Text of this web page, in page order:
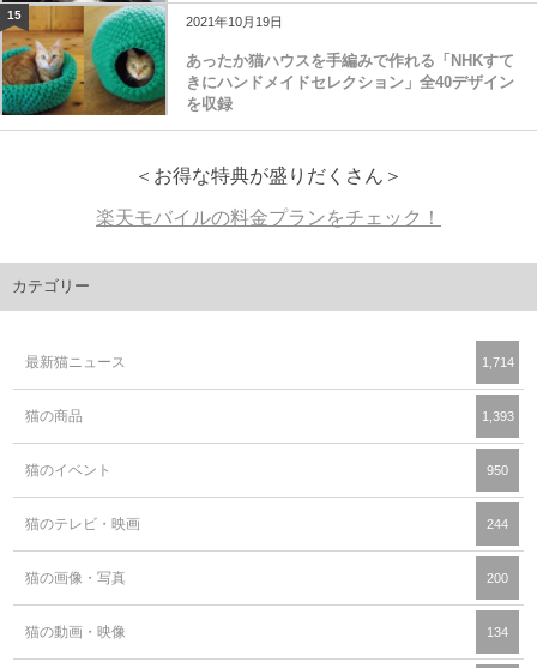
15 2021年10月19日
あったか猫ハウスを手編みで作れる「NHKすて
きにハンドメイドセレクション」全40デザイン
を収録
＜お得な特典が盛りだくさん＞
楽天モバイルの料金プランをチェック！
カテゴリー
最新猫ニュース 1,714
猫の商品 1,393
猫のイベント 950
猫のテレビ・映画 244
猫の画像・写真 200
猫の動画・映像 134